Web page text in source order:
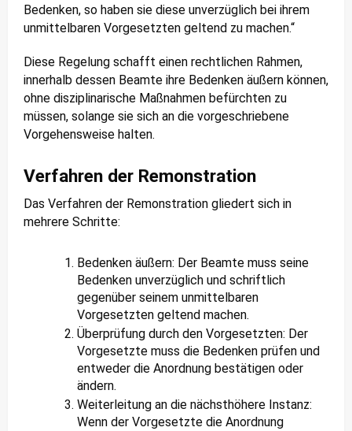
Bedenken, so haben sie diese unverzüglich bei ihrem
unmittelbaren Vorgesetzten geltend zu machen.“
Diese Regelung schafft einen rechtlichen Rahmen,
innerhalb dessen Beamte ihre Bedenken äußern können,
ohne disziplinarische Maßnahmen befürchten zu
müssen, solange sie sich an die vorgeschriebene
Vorgehensweise halten.
Verfahren der Remonstration
Das Verfahren der Remonstration gliedert sich in
mehrere Schritte:
Bedenken äußern: Der Beamte muss seine
Bedenken unverzüglich und schriftlich
gegenüber seinem unmittelbaren
Vorgesetzten geltend machen.
Überprüfung durch den Vorgesetzten: Der
Vorgesetzte muss die Bedenken prüfen und
entweder die Anordnung bestätigen oder
ändern.
Weiterleitung an die nächsthöhere Instanz:
Wenn der Vorgesetzte die Anordnung